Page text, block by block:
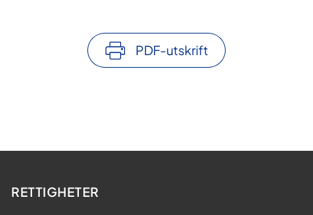
PDF-utskrift
RETTIGHETER